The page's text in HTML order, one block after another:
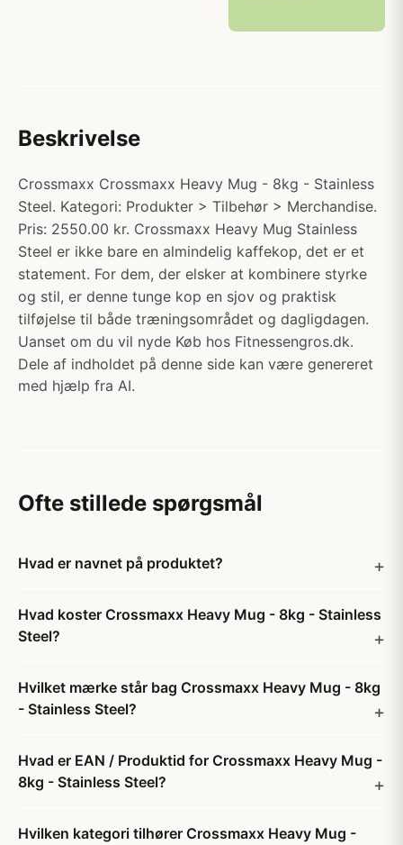
Beskrivelse
Crossmaxx Crossmaxx Heavy Mug - 8kg - Stainless
Steel. Kategori: Produkter > Tilbehør > Merchandise.
Pris: 2550.00 kr. Crossmaxx Heavy Mug Stainless
Steel er ikke bare en almindelig kaffekop, det er et
statement. For dem, der elsker at kombinere styrke
og stil, er denne tunge kop en sjov og praktisk
tilføjelse til både træningsområdet og dagligdagen.
Uanset om du vil nyde Køb hos Fitnessengros.dk.
Dele af indholdet på denne side kan være genereret
med hjælp fra AI.
Ofte stillede spørgsmål
Hvad er navnet på produktet?
Hvad koster Crossmaxx Heavy Mug - 8kg - Stainless
Steel?
Hvilket mærke står bag Crossmaxx Heavy Mug - 8kg
- Stainless Steel?
Hvad er EAN / Produktid for Crossmaxx Heavy Mug -
8kg - Stainless Steel?
Hvilken kategori tilhører Crossmaxx Heavy Mug -